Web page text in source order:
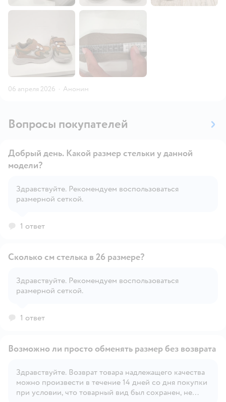
06 апреля 2026 · Аноним
Вопросы покупателей
Открыть вопрос
Добрый день. Какой размер стельки у данной
модели?
Здравствуйте. Рекомендуем воспользоваться
размерной сеткой.
1 ответ
Сколько см стелька в 26 размере?
Здравствуйте. Рекомендуем воспользоваться
размерной сеткой.
1 ответ
Открыть вопрос
Возможно ли просто обменять размер без возврата
Здравствуйте. Возврат товара надлежащего качества
можно произвести в течение 14 дней со дня покупки
при условии, что товарный вид был сохранен, не